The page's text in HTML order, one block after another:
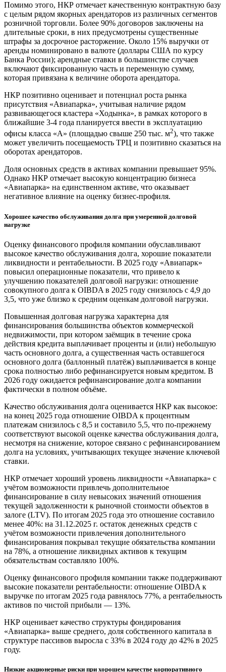
Помимо этого, НКР отмечает качественную контрактную базу
с целым рядом якорных арендаторов из различных сегментов
розничной торговли. Более 90% договоров заключены на
длительные сроки, в них предусмотрены существенные
штрафы за досрочное расторжение. Около 15% выручки от
аренды номинировано в валюте (доллары США по курсу
Банка России); арендные ставки в большинстве случаев
включают фиксированную часть и переменную сумму,
которая привязана к величине оборота арендатора.
НКР позитивно оценивает и потенциал роста рынка
присутствия «Авиапарка», учитывая наличие рядом
развивающегося кластера «Ходынка», в рамках которого в
ближайшие 3-4 года планируется ввести в эксплуатацию
офисы класса «А» (площадью свыше 250 тыс. м2), что также
может увеличить посещаемость ТРЦ и позитивно сказаться на
оборотах арендаторов.
Доля основных средств в активах компании превышает 95%.
Однако НКР отмечает высокую концентрацию бизнеса
«Авиапарка» на единственном активе, что оказывает
негативное влияние на оценку бизнес-профиля.
Хорошее качество обслуживания долга при умеренной долговой
нагрузке
Оценку финансового профиля компании обуславливают
высокое качество обслуживания долга, хорошие показатели
ликвидности и рентабельности. В 2025 году «Авиапарк»
повысил операционные показатели, что привело к
улучшению показателей долговой нагрузки: отношение
совокупного долга к OIBDA в 2025 году снизилось с 4,9 до
3,5, что уже близко к средним оценкам долговой нагрузки.
Повышенная долговая нагрузка характерна для
финансирования большинства объектов коммерческой
недвижимости, при котором заёмщик в течение срока
действия кредита выплачивает проценты и (или) небольшую
часть основного долга, а существенная часть оставшегося
основного долга (баллонный платёж) выплачивается в конце
срока полностью либо рефинансируется новым кредитом. В
2026 году ожидается рефинансирование долга компании
фактически в полном объёме.
Качество обслуживания долга оценивается НКР как высокое:
на конец 2025 года отношение OIBDA к процентным
платежам снизилось с 8,5 и составило 5,5, что по-прежнему
соответствуют высокой оценке качества обслуживания долга,
несмотря на снижение, которое связано с рефинансированием
долга на условиях, учитывающих текущее значение ключевой
ставки.
НКР отмечает хороший уровень ликвидности «Авиапарка» с
учётом возможности привлечь дополнительное
финансирование в силу невысоких значений отношения
текущей задолженности к рыночной стоимости объектов в
залоге (LTV). По итогам 2025 года это отношение составило
менее 40%: на 31.12.2025 г. остаток денежных средств с
учётом возможности привлечения дополнительного
финансирования покрывал текущие обязательства компании
на 78%, а отношение ликвидных активов к текущим
обязательствам составляло 100%.
Оценку финансового профиля компании также поддерживают
высокие показатели рентабельности: отношение OIBDA к
выручке по итогам 2025 года равнялось 77%, а рентабельность
активов по чистой прибыли — 13%.
НКР оценивает качество структуры фондирования
«Авиапарка» выше среднего, доля собственного капитала в
структуре пассивов выросла с 33% в 2024 году до 42% в 2025
году.
Низкие акционерные риски при хорошем качестве корпоративного